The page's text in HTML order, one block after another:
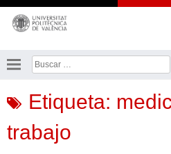
Saltar
contenido
Buscar:
Etiqueta:
trabajo